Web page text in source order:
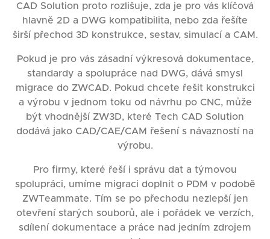
CAD Solution proto rozlišuje, zda je pro vás klíčová
hlavně 2D a DWG kompatibilita, nebo zda řešíte
širší přechod 3D konstrukce, sestav, simulací a CAM.
Pokud je pro vás zásadní výkresová dokumentace,
standardy a spolupráce nad DWG, dává smysl
migrace do ZWCAD. Pokud chcete řešit konstrukci
a výrobu v jednom toku od návrhu po CNC, může
být vhodnější ZW3D, které Tech CAD Solution
dodává jako CAD/CAE/CAM řešení s návazností na
výrobu.
Pro firmy, které řeší i správu dat a týmovou
spolupráci, umíme migraci doplnit o PDM v podobě
ZWTeammate. Tím se po přechodu nezlepší jen
otevření starých souborů, ale i pořádek ve verzích,
sdílení dokumentace a práce nad jedním zdrojem